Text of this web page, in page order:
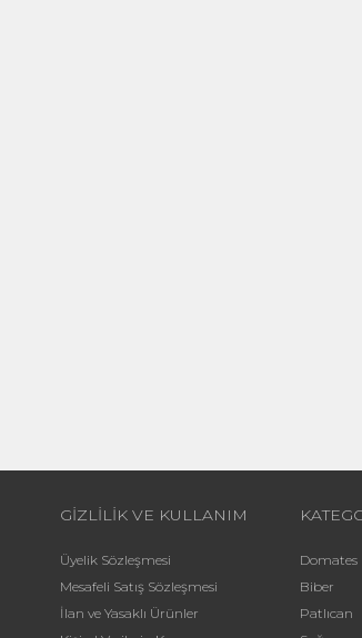
GİZLİLİK VE KULLANIM
Üyelik Sözleşmesi
Mesafeli Satış Sözleşmesi
İlan ve Yasaklı Ürünler
Domates
Biber
Patlıcan